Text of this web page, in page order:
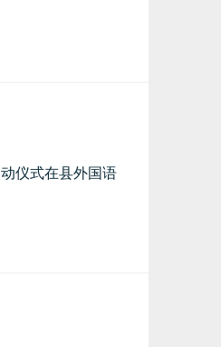
仪式在县外国语